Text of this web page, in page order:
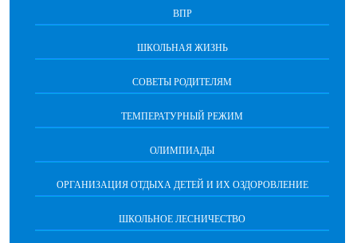
ВПР
ШКОЛЬНАЯ ЖИЗНЬ
СОВЕТЫ РОДИТЕЛЯМ
ТЕМПЕРАТУРНЫЙ РЕЖИМ
ОЛИМПИАДЫ
ОРГАНИЗАЦИЯ ОТДЫХА ДЕТЕЙ И ИХ ОЗДОРОВЛЕНИЕ
ШКОЛЬНОЕ ЛЕСНИЧЕСТВО